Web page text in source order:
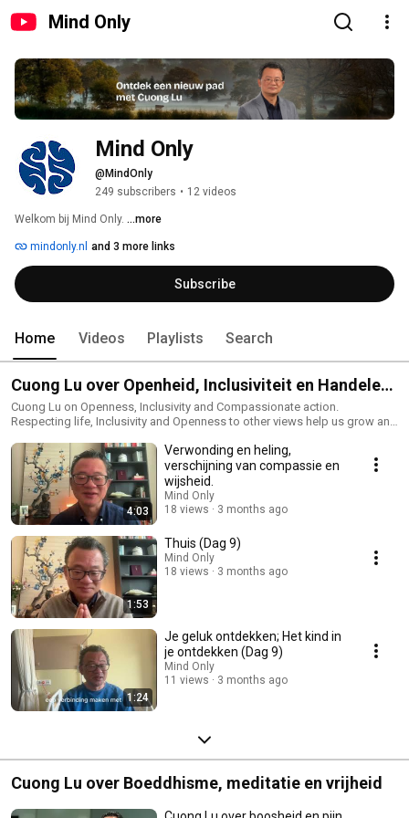
Mind Only
Mind Only
@MindOnly
249 subscribers • 12 videos
Welkom bij Mind Only. ...more
mindonly.nl and 3 more links
Subscribe
Home Videos Playlists Search
Cuong Lu over Openheid, Inclusiviteit en Handelen
uit compassie.
Cuong Lu on Openness, Inclusivity and Compassionate action.
Respecting life, Inclusivity and Openness to other views help us grow and
Cuong Lu helps us meditate non duality, compassion and love after his
hospitalization in April 2026 In deze reeks geeft Cuong Lu mini-lezingen
vanuit het ziekenhuis na te zijn opgenomen met
vergiftigingsverschijnselen. Deze vergiftiging vond plaats tegen de
achtergrond van transnationale repressie door de Vietnamese overheid.
Zie ook: https://vimeo.com/1182988948?fl=pl&fe=sh cuonglu.org
4:03
Verwonding en heling,
verschijning van compassie en
wijsheid.
Mind Only
18 views
3 months ago
1:53
Thuis (Dag 9)
Mind Only
18 views
3 months ago
1:24
Je geluk ontdekken; Het kind in
je ontdekken (Dag 9)
Mind Only
11 views
3 months ago
Cuong Lu over Boeddhisme, meditatie en vrijheid